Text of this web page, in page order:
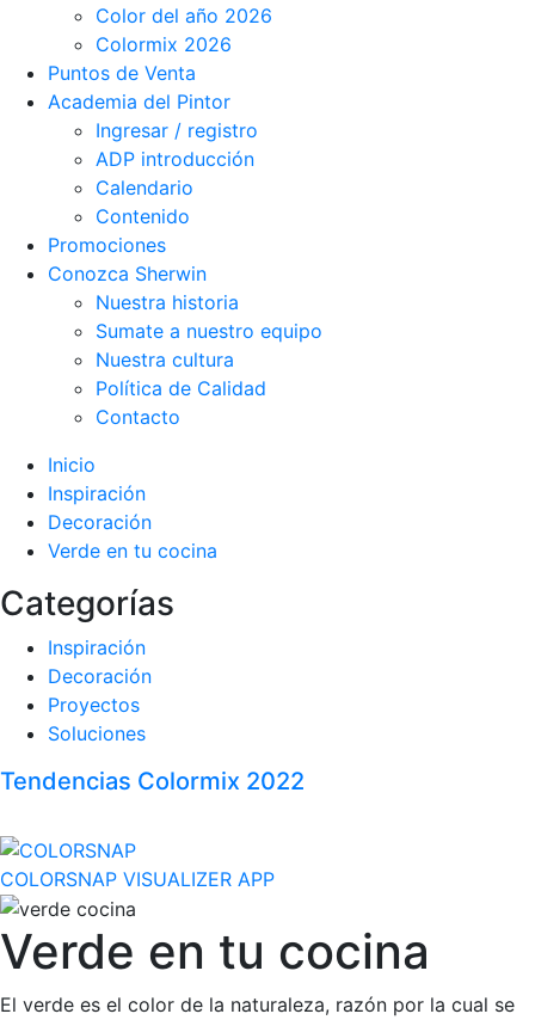
Color del año 2026
Colormix 2026
Puntos de Venta
Academia del Pintor
Ingresar / registro
ADP introducción
Calendario
Contenido
Promociones
Conozca Sherwin
Nuestra historia
Sumate a nuestro equipo
Nuestra cultura
Política de Calidad
Contacto
Inicio
Inspiración
Decoración
Verde en tu cocina
Categorías
Inspiración
Decoración
Proyectos
Soluciones
Tendencias Colormix 2022
COLORSNAP VISUALIZER APP
Verde en tu cocina
El verde es el color de la naturaleza, razón por la cual se